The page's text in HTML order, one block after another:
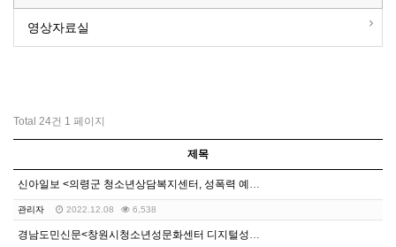
영상자료실
Total 24건 1 페이지
제목
신아일보 <의령군 청소년상담복지센터, 성폭력 예방교육 …
관리자 2022.12.08 6,538
경남도민신문<창원시청소년성문화센터 디지털성폭력예방 캠페…